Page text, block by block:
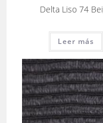
Delta Liso 74
Leer más